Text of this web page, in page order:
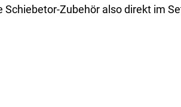
Schiebetor-Zubehör also direkt im